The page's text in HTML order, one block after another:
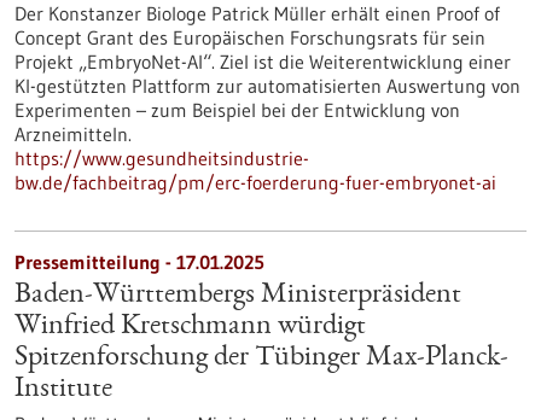
Der Konstanzer Biologe Patrick Müller erhält einen Proof of
Concept Grant des Europäischen Forschungsrats für sein
Projekt „EmbryoNet-AI“. Ziel ist die Weiterentwicklung einer
KI-gestützten Plattform zur automatisierten Auswertung von
Experimenten – zum Beispiel bei der Entwicklung von
Arzneimitteln.
https://www.gesundheitsindustrie-
bw.de/fachbeitrag/pm/erc-foerderung-fuer-embryonet-ai
Pressemitteilung - 17.01.2025
Baden-Württembergs Ministerpräsident
Winfried Kretschmann würdigt
Spitzenforschung der Tübinger Max-Planck-
Institute